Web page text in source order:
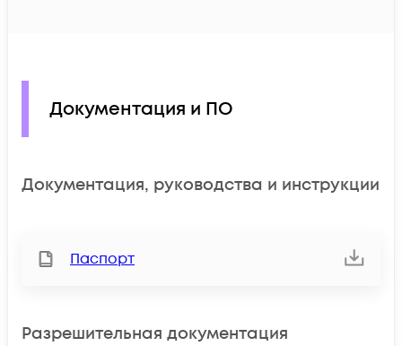
Документация и ПО
Документация, руководства и инструкции
Паспорт
Разрешительная документация